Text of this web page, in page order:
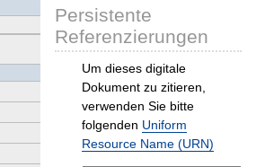
Persistente
Referenzierungen
Um dieses digitale
Dokument zu zitieren,
verwenden Sie bitte
folgenden Uniform
Resource Name (URN)